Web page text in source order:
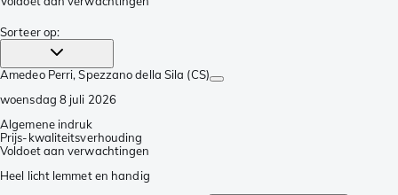
Sorteer op:
Amedeo Perri, Spezzano della Sila (CS)
woensdag 8 juli 2026
Algemene indruk
Prijs-kwaliteitsverhouding
Voldoet aan verwachtingen
Heel licht lemmet en handig